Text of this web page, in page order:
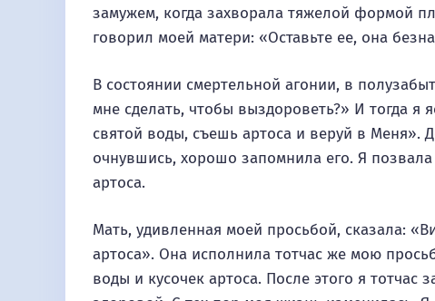
замужем, когда захворала тяжелой формой
говорил моей матери: «Оставьте ее, она
В состоянии смертельной агонии, в
мне сделать, чтобы выздороветь?» И тогда
святой воды, съешь артоса и веруй в Меня».
очнувшись, хорошо запомнила его. Я
артоса.
Мать, удивленная моей просьбой, сказала:
артоса». Она исполнила тотчас же мою
воды и кусочек артоса. После этого я тотчас